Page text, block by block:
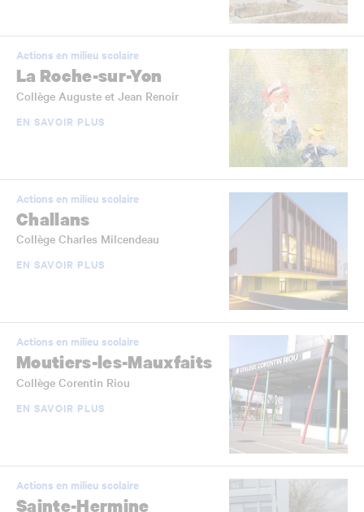
Actions en milieu scolaire
La Roche-sur-Yon
Collège Auguste et Jean Renoir
EN SAVOIR PLUS
Actions en milieu scolaire
Challans
Collège Charles Milcendeau
EN SAVOIR PLUS
Actions en milieu scolaire
Moutiers-les-Mauxfaits
Collège Corentin Riou
EN SAVOIR PLUS
Actions en milieu scolaire
Sainte-Hermine